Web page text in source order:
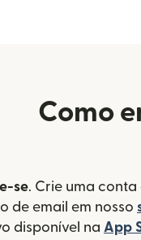
Como
se. Crie uma conta
de email em nosso
disponível na App